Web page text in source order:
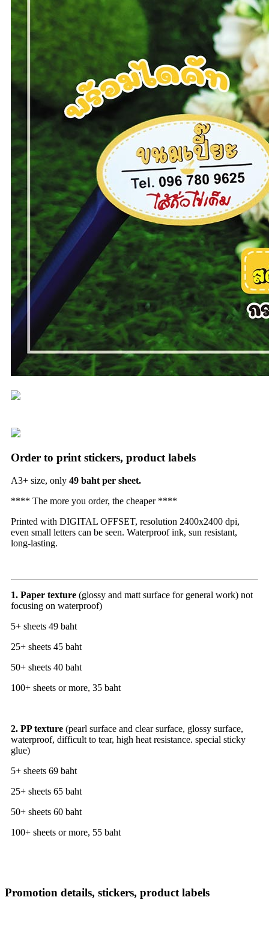
Order to print stickers, product labels
A3+ size, only 49 baht per sheet.
**** The more you order, the cheaper ****
Printed with DIGITAL OFFSET, resolution 2400x2400 dpi,
even small letters can be seen. Waterproof ink, sun resistant,
long-lasting.
1. Paper texture (glossy and matt surface for general work) not
focusing on waterproof)
5+ sheets 49 baht
25+ sheets 45 baht
50+ sheets 40 baht
100+ sheets or more, 35 baht
2. PP texture (pearl surface and clear surface, glossy surface,
waterproof, difficult to tear, high heat resistance. special sticky
glue)
5+ sheets 69 baht
25+ sheets 65 baht
50+ sheets 60 baht
100+ sheets or more, 55 baht
Promotion details, stickers, product labels